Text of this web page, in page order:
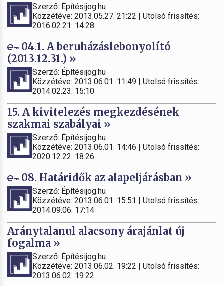
Szerző: Építésijog.hu
Közzétéve: 2013.05.27. 21:22 | Utolsó frissítés:
2016.02.21. 14:28
04.1. A beruházáslebonyolító
(2013.12.31.) »
Szerző: Építésijog.hu
Közzétéve: 2013.06.01. 11:49 | Utolsó frissítés:
2014.02.23. 15:10
15. A kivitelezés megkezdésének
szakmai szabályai »
Szerző: Építésijog.hu
Közzétéve: 2013.06.01. 14:46 | Utolsó frissítés:
2020.12.22. 18:26
08. Határidők az alapeljárásban »
Szerző: Építésijog.hu
Közzétéve: 2013.06.01. 15:51 | Utolsó frissítés:
2014.09.06. 17:14
Aránytalanul alacsony árajánlat új
fogalma »
Szerző: Építésijog.hu
Közzétéve: 2013.06.02. 19:22 | Utolsó frissítés:
2013.06.02. 19:22